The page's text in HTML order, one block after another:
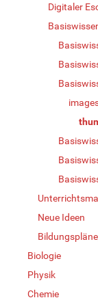
Digitaler
Neue Ideen
Biologie
Physik
Chemie